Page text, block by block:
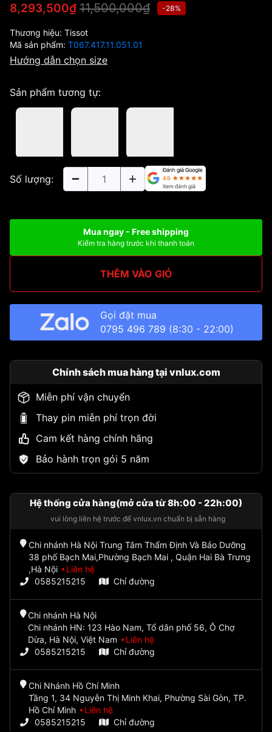
8,293,500₫ 11,500,000₫ -28%
Thương hiệu: Tissot
Mã sản phẩm: T067.417.11.051.01
Hướng dẫn chọn size
Sản phẩm tương tự:
Số lượng:
Mua ngay - Free shipping
Kiểm tra hàng trước khi thanh toán
THÊM VÀO GIỎ
Gọi đặt mua
0795 496 789 (8:30 - 22:00)
Chính sách mua hàng tại vnlux.com
Miễn phí vận chuyển
Thay pin miễn phí trọn đời
Cam kết hàng chính hãng
Bảo hành trọn gói 5 năm
Hệ thống cửa hàng(mở cửa từ 8h:00 - 22h:00)
vui lòng liên hệ trước để vnlux.vn chuẩn bị sẵn hàng
Chi nhánh Hà Nội Trung Tâm Thẩm Định Và Bảo Dưỡng
38 phố Bạch Mai,Phường Bạch Mai , Quận Hai Bà Trưng
,Hà Nội
Liên hệ
0585215215
Chỉ đường
Chi nhánh Hà Nội
Chi nhánh HN: 123 Hào Nam, Tổ dân phố 56, Ô Chợ
Dừa, Hà Nội, Việt Nam
Liên hệ
0585215215
Chỉ đường
Chi Nhánh Hồ Chí Minh
Tầng 1, 34 Nguyễn Thị Minh Khai, Phường Sài Gòn, TP.
Hồ Chí Minh
Liên hệ
0585215215
Chỉ đường